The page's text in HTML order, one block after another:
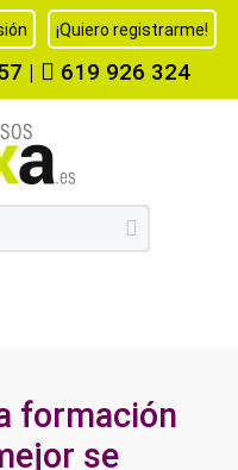
¡Quiero registrarme!
| 619 926 324
formación
se